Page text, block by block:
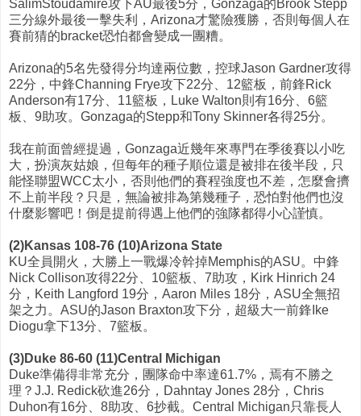
SalimStoudamire攻下AU最後5分，Gonzaga的Brook Stepp
三分線外最後一擊失利，Arizona才驚險獲勝，否則每個人在
賽前猜的bracket恐怕都會變成一團糟。
Arizona的5名先發得分均達兩位數，控球Jason Gardner攻得
22分，中鋒Channing Frye攻下22分、12籃板，前鋒Rick
Anderson有17分、11籃板，Luke Walton則有16分、6籃
板、9助攻。Gonzaga的Stepp和Tony Skinner各得25分。
我在前面曾經提過，Gonzaga近幾年來專門在季後賽以小吃
大，扮演灰姑娘，但每年的種子順位還是被排在後半段，只
能怪聯盟WCC太小，否則他們的賽程強度也不差，怎麼會擠
不上前半段？只是，無論被排為第幾種子，恐怕對他們也沒
什麼影響吧！倒是提前得遇上他們的強隊都得小心謹慎。
(2)Kansas 108-76 (10)Arizona State
KU全員開火，大勝上一戰爆冷幹掉Memphis的ASU。中鋒
Nick Collison攻得22分、10籃板、7助攻，Kirk Hinrich 24
分，Keith Langford 19分，Aaron Miles 18分，ASU全無招
架之力。ASU的Jason Braxton攻下分，超級大一前鋒Ike
Diogu拿下13分、7籃板。
(3)Duke 86-60 (11)Central Michigan
Duke準備得非常充分，團隊命中率達61.7%，焉有不勝之
理？J.J. Redick砍進26分，Dahntay Jones 28分，Chris
Duhon有16分、8助攻、6抄截。Central Michigan只靠長人